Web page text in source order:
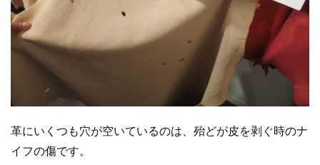
革にいくつも穴が空いているのは、殆どが皮を剥ぐ時のナ
イフの傷です。